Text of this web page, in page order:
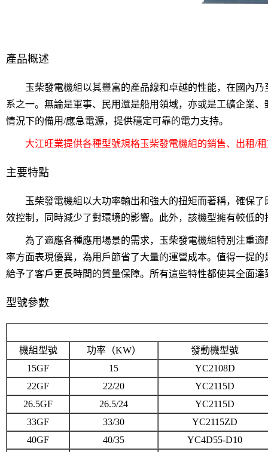
產品概述
玉柴發電機組以其豐富的產品線和卓越的性能，在國內乃
系之一。無論是軍事、民用還是船用領域，亦或是工礦企業
情況下的備用/應急電源，提供穩定可靠的電力支持。
大江旺業提供各種型號規格玉柴發電機組的銷售、出租/租
主要特點
玉柴發電機組以大功率輸出和強大的扭矩而著稱，確保了
效控制，同時減少了對環境的影響。此外，該機型擁有較低
為了適應各種應用場景的需求，玉柴發電機組特別注重適
率方面表現優異，為用戶節省了大量的運營成本。值得一提
給予了客戶更長時間的質量保障。所有這些特性都使其全面
型號參數
機組型號 功率（KW）
發動機型號
15GF
15
YC2108D
22GF
22/20
YC2115D
26.5GF
26.5/24
YC2115D
33GF
33/30
YC2115ZD
40GF
40/35
YC4D55-D10